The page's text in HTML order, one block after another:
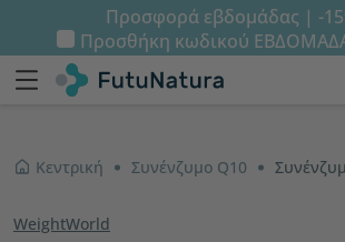
Προσφορά εβδομάδας | -
Προσθήκη κωδικού
Κεντρική Συνένζυμο Q10
WeightWorld